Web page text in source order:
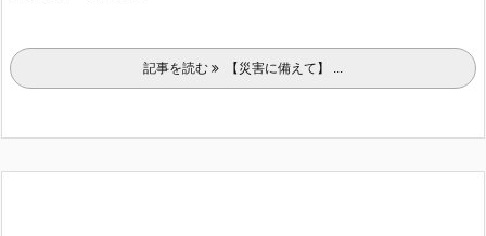
記事を読む 【災害に備えて】 ...